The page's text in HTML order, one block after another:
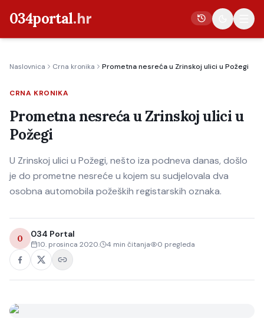
034portal.hr
Crna kronika
Poljoprivreda
Politika
Gospodarstvo
Život
Naslovnica Crna kronika Prometna nesreća u Zrinskoj ulici u Požegi
CRNA KRONIKA
Prometna nesreća u Zrinskoj ulici u
Požegi
U Zrinskoj ulici u Požegi, nešto iza podneva danas, došlo
je do prometne nesreće u kojem su sudjelovala dva
osobna automobila požeških registarskih oznaka.
0 034 Portal
10. prosinca 2020. 4 min čitanja 0 pregleda